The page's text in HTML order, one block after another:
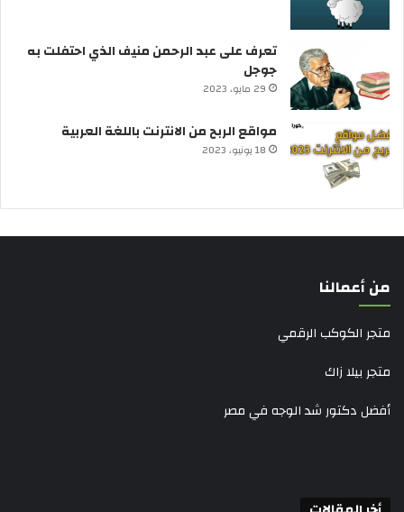
تعرف على عبد الرحمن منيف الذي احتفلت به
جوجل
29 مايو، 2023
مواقع الربح من الانترنت باللغة العربية
18 يونيو، 2023
من أعمالنا
متجر الكوكب الرقمي
متجر بيلا زاك
أفضل دكتور شد الوجه في مصر